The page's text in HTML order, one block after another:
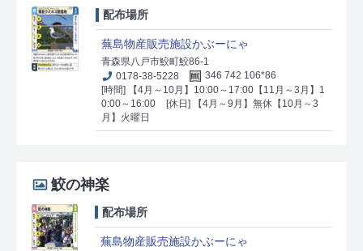
配布場所
蕪島物産販売施設かぶーにゃ
青森県八戸市鮫町鮫86-1
0178-38-5228
346 742 106*86
[時間] 【4月～10月】10:00～17:00【11月～3月】1
0:00～16:00
[休日] 【4月～9月】無休【10月～3
月】火曜日
鮫の神楽
配布場所
蕪島物産販売施設かぶーにゃ